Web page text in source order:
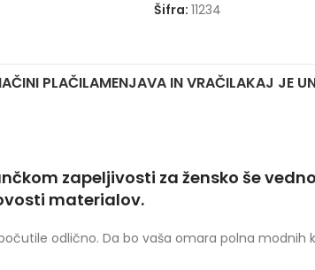
Šifra: 11234
PLAČILAMENJAVA IN VRAČILAKAJ JE
zapeljivosti za žensko še
materialov.
odlično. Da bo vaša omara polna